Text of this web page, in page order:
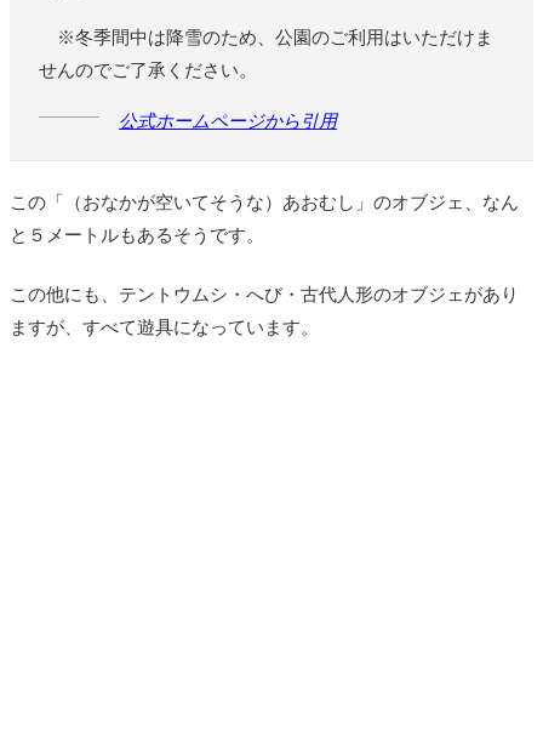
※冬季間中は降雪のため、公園のご利用はいただけま
せんのでご了承ください。
公式ホームページから引用
この「（おなかが空いてそうな）あおむし」のオブジェ、なん
と５メートルもあるそうです。
この他にも、テントウムシ・へび・古代人形のオブジェがあり
ますが、すべて遊具になっています。